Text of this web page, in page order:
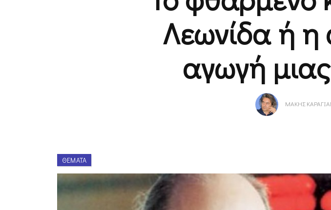
Λεωνίδα ή η
αγωγή
ΜΆΚΗΣ
ΘΈΜΑΤΑ